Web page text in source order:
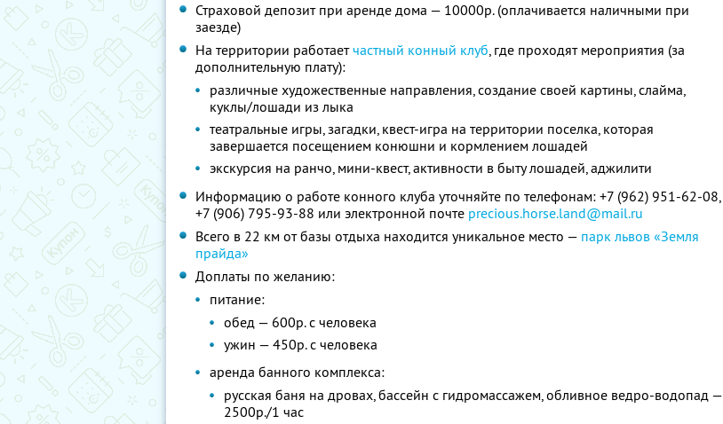
Страховой депозит при аренде дома — 10000р. (оплачивается наличными при
заезде)
На территории работаетчастный конный клуб, где проходят мероприятия (за
дополнительную плату):
различные художественные направления, создание своей картины, слайма,
куклы/лошади из лыка
театральные игры, загадки, квест-игра на территории поселка, которая
завершается посещением конюшни и кормлением лошадей
экскурсия на ранчо, мини-квест, активности в быту лошадей, аджилити
Информацию о работе конного клуба уточняйте по телефонам: +7 (962) 951-62-08,
+7 (906) 795-93-88 или электронной почте precious.horse.land@mail.ru
Всего в 22 км от базы отдыха находится уникальное место — парк львов «Земля
прайда»
Доплаты по желанию:
питание:
обед — 600р. с человека
ужин — 450р. с человека
аренда банного комплекса:
русская баня на дровах, бассейн с гидромассажем, обливное ведро-водопад —
2500р./1 час